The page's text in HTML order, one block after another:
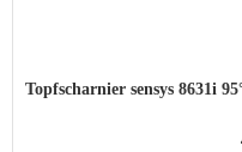
Topfscharnier sensys 8631i